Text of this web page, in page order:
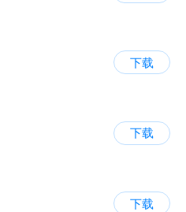
下载
下载
下载